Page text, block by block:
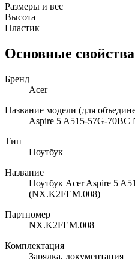
Размеры и вес
Высота
Пластик
Основные свойства
Бренд
Acer
Название модели (для
Aspire 5 A515-57G-
Тип
Ноутбук
Название
Ноутбук Acer Aspire 5
(NX.K2FEM.008)
Партномер
NX.K2FEM.008
Комплектация
Зарядка, документация